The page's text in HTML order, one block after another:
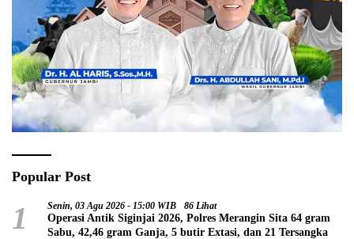
Popular Post
1 Senin, 03 Agu 2026 - 15:00 WIB 86 Lihat
Operasi Antik Siginjai 2026, Polres Merangin Sita 64 gram
Sabu, 42,46 gram Ganja, 5 butir Extasi, dan 21 Tersangka